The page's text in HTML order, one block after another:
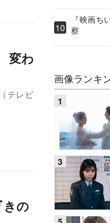
変わ
テレビ
の
『映画
察
画像ランキ